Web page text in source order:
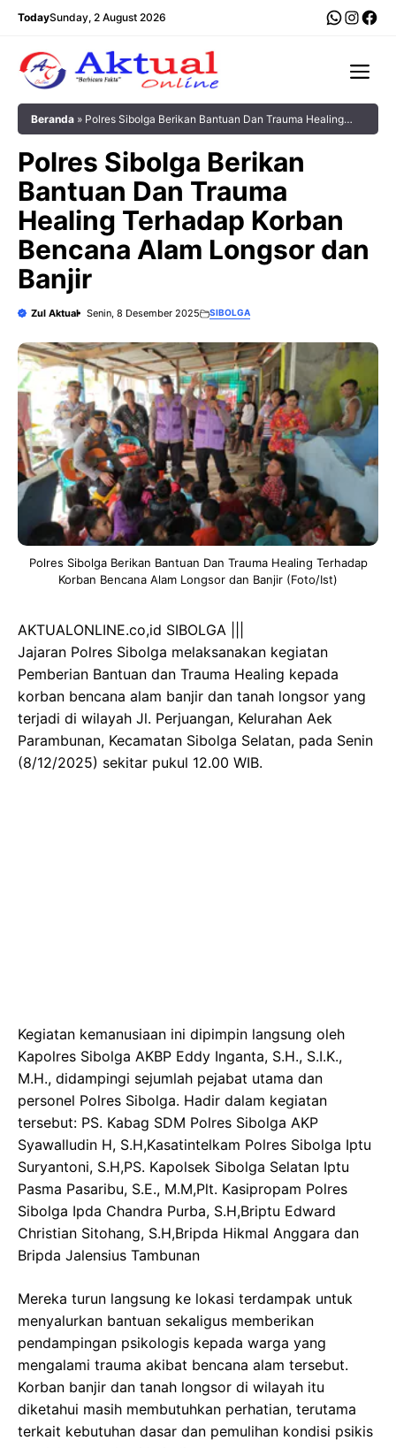
Langsung
TodaySunday, 2 August 2026
Beranda » Polres Sibolga Berikan Bantuan Dan Trauma Healing
Polres Sibolga Berikan
Bantuan Dan Trauma
Healing Terhadap Korban
Bencana Alam Longsor dan
Banjir
Zul Aktual Senin, 8 Desember 2025 SIBOLGA
Polres Sibolga Berikan Bantuan Dan Trauma Healing Terhadap
Korban Bencana Alam Longsor dan Banjir (Foto/Ist)
AKTUALONLINE.co,id SIBOLGA |||
Jajaran Polres Sibolga melaksanakan kegiatan
Pemberian Bantuan dan Trauma Healing kepada
korban bencana alam banjir dan tanah longsor yang
terjadi di wilayah Jl. Perjuangan, Kelurahan Aek
Parambunan, Kecamatan Sibolga Selatan, pada Senin
(8/12/2025) sekitar pukul 12.00 WIB.
Kegiatan kemanusiaan ini dipimpin langsung oleh
Kapolres Sibolga AKBP Eddy Inganta, S.H., S.I.K.,
M.H., didampingi sejumlah pejabat utama dan
personel Polres Sibolga. Hadir dalam kegiatan
tersebut: PS. Kabag SDM Polres Sibolga AKP
Syawalludin H, S.H,Kasatintelkam Polres Sibolga Iptu
Suryantoni, S.H,PS. Kapolsek Sibolga Selatan Iptu
Pasma Pasaribu, S.E., M.M,Plt. Kasipropam Polres
Sibolga Ipda Chandra Purba, S.H,Briptu Edward
Christian Sitohang, S.H,Bripda Hikmal Anggara dan
Bripda Jalensius Tambunan
Mereka turun langsung ke lokasi terdampak untuk
menyalurkan bantuan sekaligus memberikan
pendampingan psikologis kepada warga yang
mengalami trauma akibat bencana alam tersebut.
Korban banjir dan tanah longsor di wilayah itu
diketahui masih membutuhkan perhatian, terutama
terkait kebutuhan dasar dan pemulihan kondisi psikis